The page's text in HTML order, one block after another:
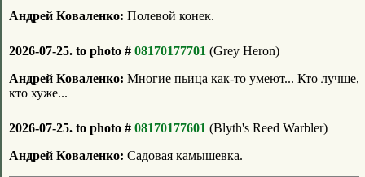
Андрей Коваленко: Полевой конек.
2026-07-25. to photo # 08170177701 (Grey Heron)
Андрей Коваленко: Многие пьица как-то умеют... Кто лучше,
кто хуже...
2026-07-25. to photo # 08170177601 (Blyth's Reed Warbler)
Андрей Коваленко: Садовая камышевка.